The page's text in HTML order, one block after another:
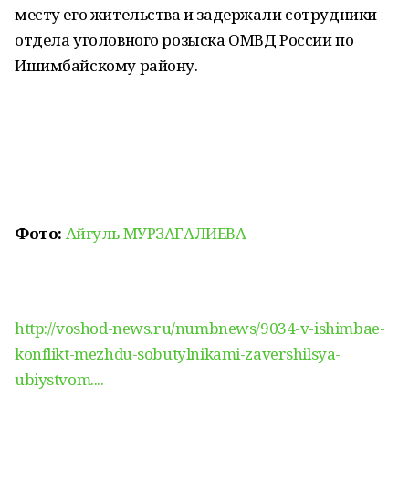
месту его жительства и задержали сотрудники
отдела уголовного розыска ОМВД России по
Ишимбайскому району.
Фото: Айгуль МУРЗАГАЛИЕВА
http://voshod-news.ru/numbnews/9034-v-ishimbae-
konflikt-mezhdu-sobutylnikami-zavershilsya-
ubiystvom....